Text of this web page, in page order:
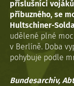
příslušníci
příbuzného, se
Hultschiner-
udělené plné
v Berlíně. Doba
pohybuje podle
Bundesarchiv,